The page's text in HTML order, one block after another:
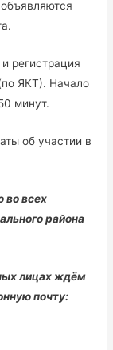
регистрация
ЯКТ). Начало
минут.
об участии в
во всех
района
лицах ждём
почту: